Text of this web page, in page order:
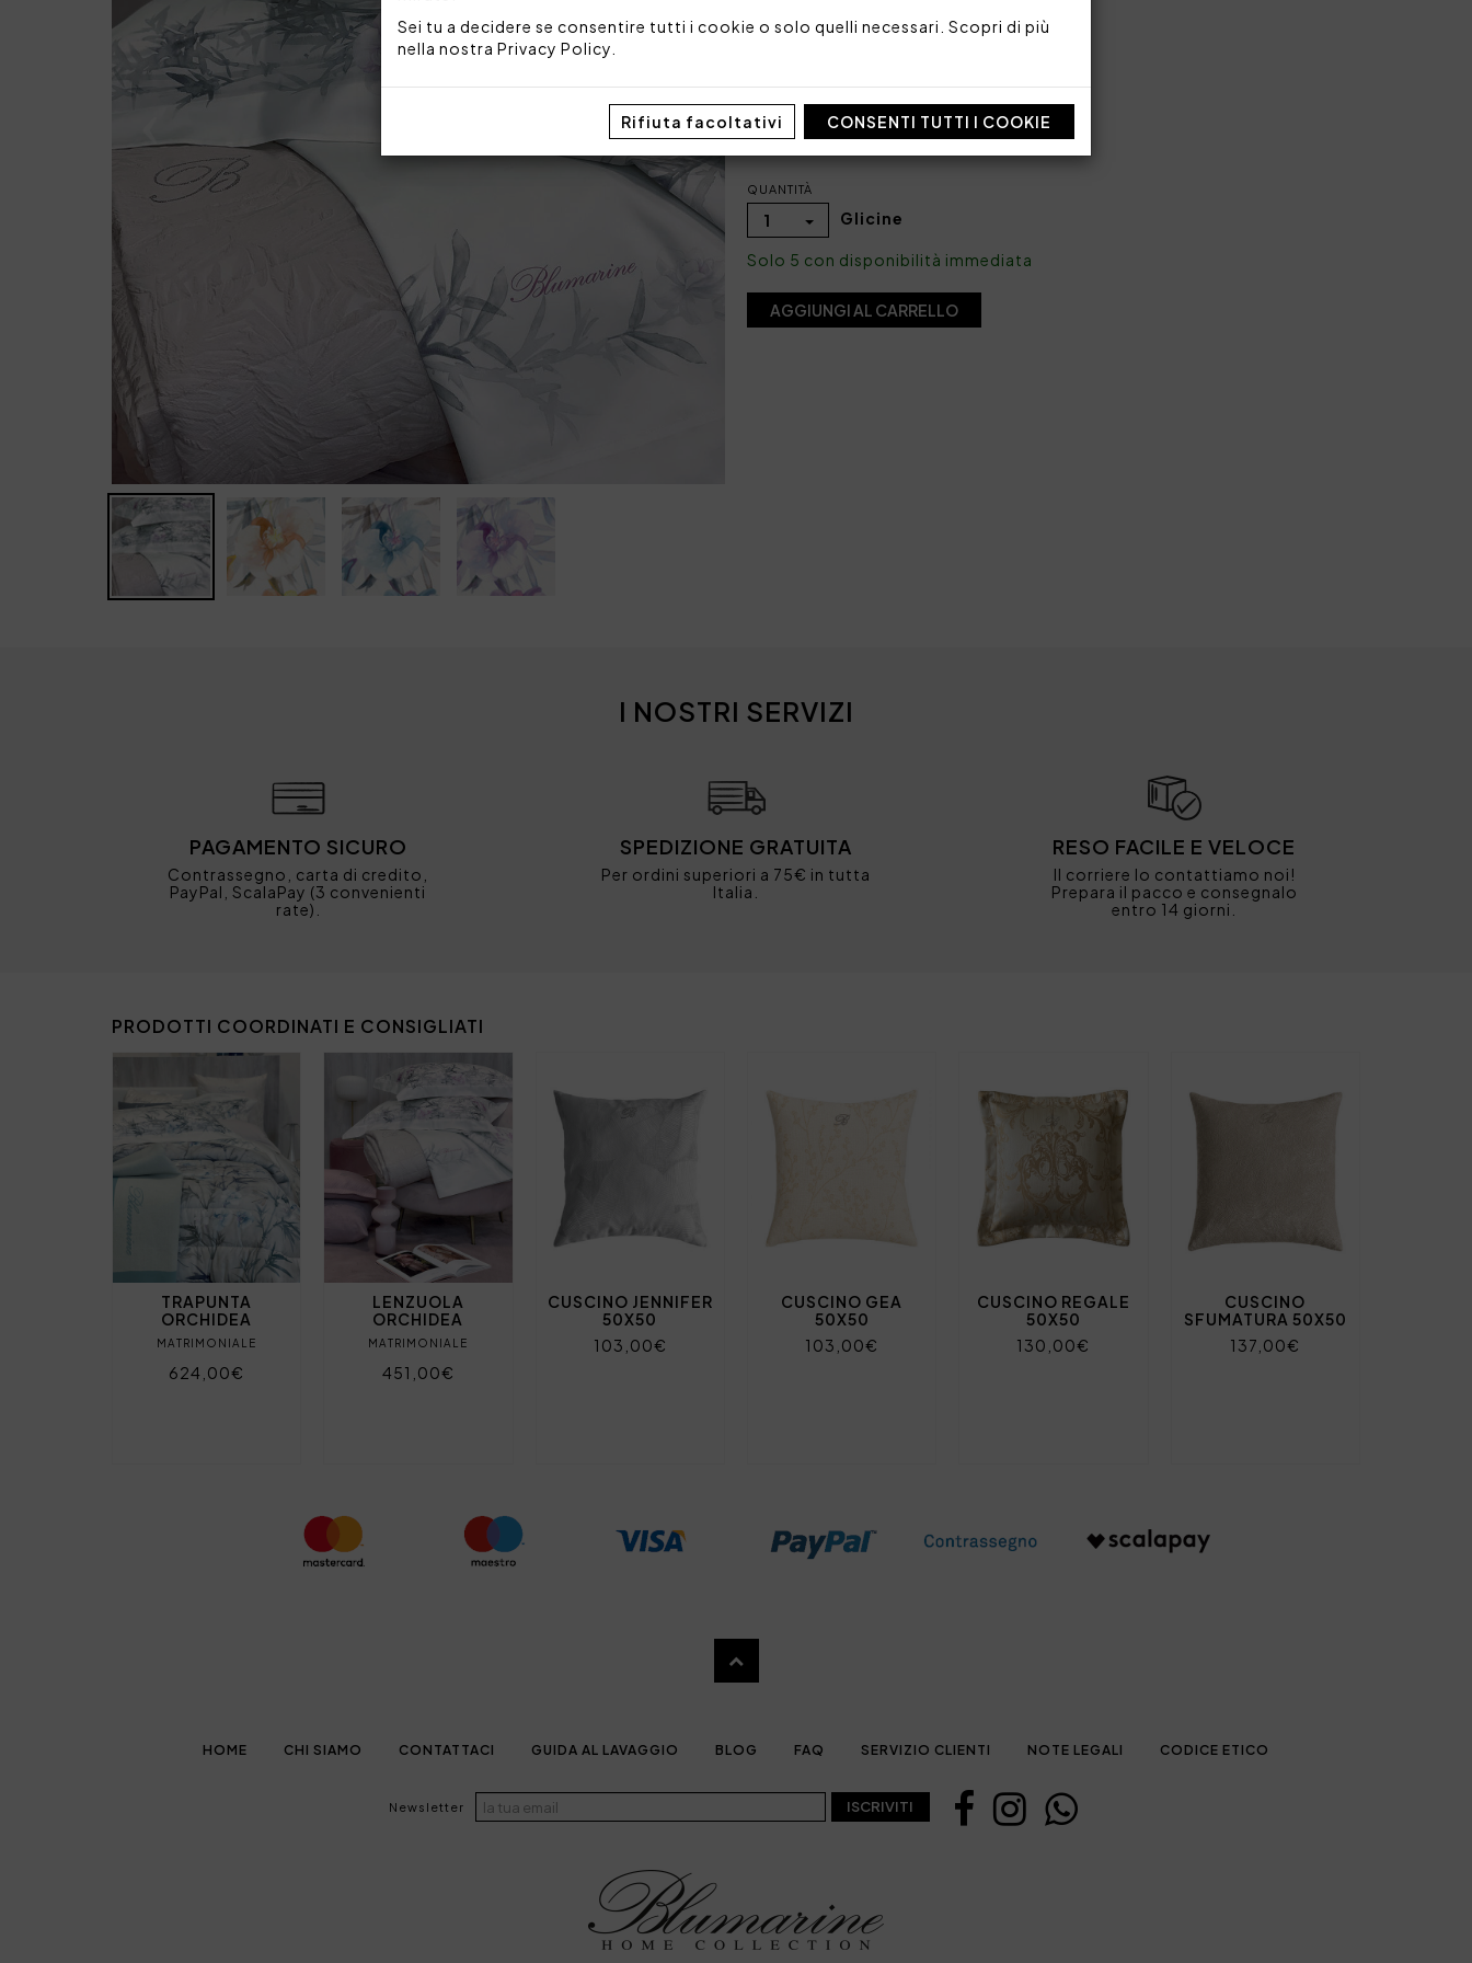
Sei tu a decidere se consentire tutti i cookie o solo quelli necessari. Scopri di più
nella nostra Privacy Policy
Rifiuta facoltativi CONSENTI TUTTI I COOKIE
QUANTITÀ
1 Glicine
Solo 5 con disponibilità immediata
AGGIUNGI AL CARRELLO
I NOSTRI SERVIZI
PAGAMENTO SICURO
Contrassegno, carta di credito,
PayPal, ScalaPay (3 convenienti
rate).
SPEDIZIONE GRATUITA
Per ordini superiori a 75€ in tutta
Italia.
RESO FACILE E VELOCE
Il corriere lo contattiamo noi!
Prepara il pacco e consegnalo
entro 14 giorni.
PRODOTTI COORDINATI E CONSIGLIATI
TRAPUNTA
ORCHIDEA
MATRIMONIALE
624,00€
LENZUOLA
ORCHIDEA
MATRIMONIALE
451,00€
CUSCINO JENNIFER
50X50
103,00€
CUSCINO GEA
50X50
103,00€
CUSCINO REGALE
50X50
130,00€
CUSCINO
SFUMATURA 50X50
137,00€
HOME CHI SIAMO CONTATTACI GUIDA AL LAVAGGIO BLOG FAQ SERVIZIO CLIENTI NOTE LEGALI CODICE ETICO
Newsletter ISCRIVITI